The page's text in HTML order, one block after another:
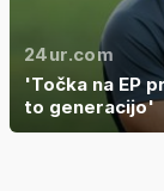
24ur.com
'Točka na EP
to generacijo'